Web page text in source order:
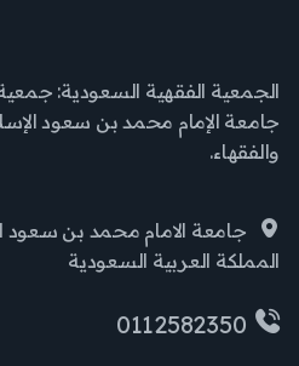
الجمعية الفقهية السعودية:
جامعة الإمام محمد بن سعود
والفقهاء.
جامعة الامام محمد بن سعود
المملكة العربية السعودية
0112582350